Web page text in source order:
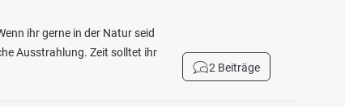
ihr gerne in der Natur seid
Ausstrahlung. Zeit solltet ihr
2 Beiträge